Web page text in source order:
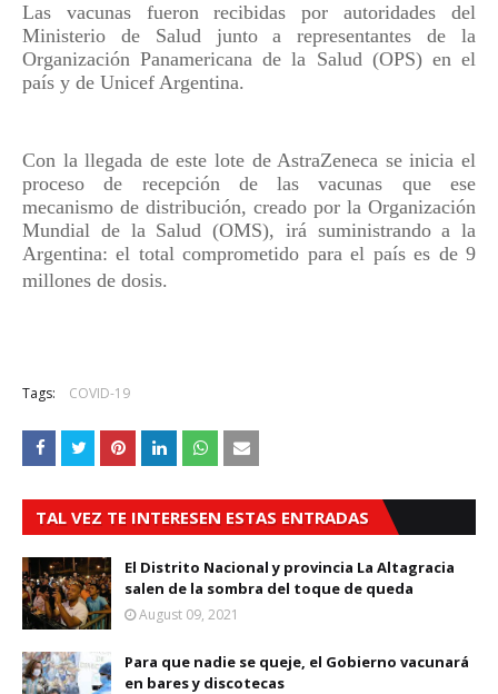
Las vacunas fueron recibidas por autoridades del
Ministerio de Salud junto a representantes de la
Organización Panamericana de la Salud (OPS) en el
país y de Unicef Argentina.
Con la llegada de este lote de AstraZeneca se inicia el
proceso de recepción de las vacunas que ese
mecanismo de distribución, creado por la Organización
Mundial de la Salud (OMS), irá suministrando a la
Argentina: el total comprometido para el país es de 9
millones de dosis.
Tags: COVID-19
TAL VEZ TE INTERESEN ESTAS ENTRADAS
El Distrito Nacional y provincia La Altagracia
salen de la sombra del toque de queda
August 09, 2021
Para que nadie se queje, el Gobierno vacunará
en bares y discotecas